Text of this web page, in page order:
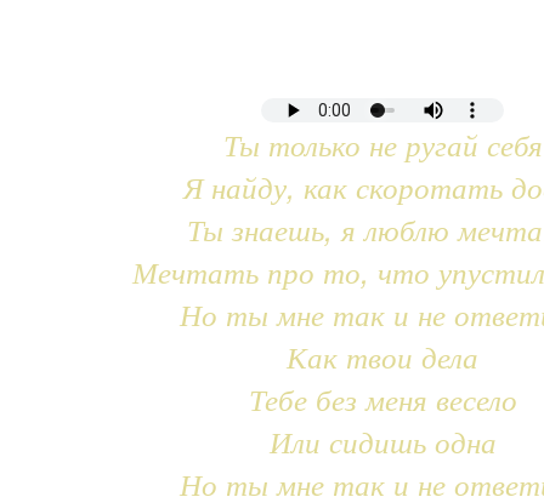
Ты только не ругай себя
Я найду, как скоротать
Ты знаешь, я люблю
Мечтать про то, что
Но ты мне так и не
Как твои дела
Тебе без меня весело
Или сидишь одна
Но ты мне так и не